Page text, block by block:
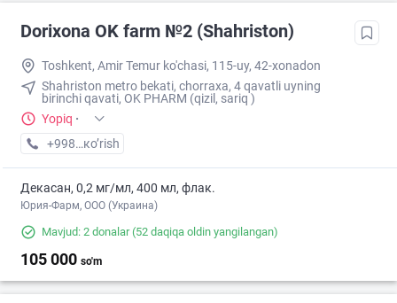
Dorixona ОK farm №2 (Shahriston)
Toshkent, Amir Temur ko'chasi, 115-uy, 42-xonadon
Shahriston metro bekati, chorraxa, 4 qavatli uyning
birinchi qavati, OK PHARM (qizil, sariq )
Yopiq ·
+998 (90) XXX-XX-XX
кo’rish
Декасан, 0,2 мг/мл, 400 мл, флак.
Юрия-Фарм, ООО (Украина)
Mavjud: 2 donalar(52 daqiqa oldin yangilangan)
105 000 so'm